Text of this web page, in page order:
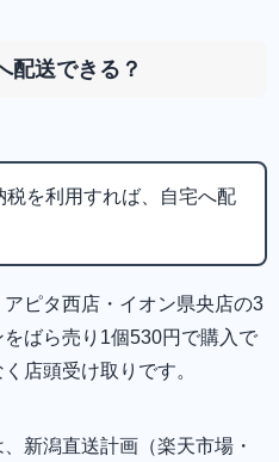
配送できる？
を利用すれば、自宅へ配
ピタ西店・イオン県央店の3
ばら売り1個530円で購入で
店頭受け取りです。
新潟直送計画（楽天市場・